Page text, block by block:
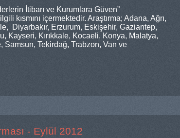
İtibarı ve Kurumlara Güven”
kısmını içermektedir. Araştırma; Adana, Ağrı,
Diyarbakır, Erzurum, Eskişehir, Gaziantep,
Kayseri, Kırıkkale, Kocaeli, Konya, Malatya,
Samsun, Tekirdağ, Trabzon, Van ve
- Eylül 2012